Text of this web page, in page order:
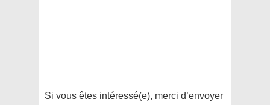
Si vous êtes intéressé(e), merci d’envoyer